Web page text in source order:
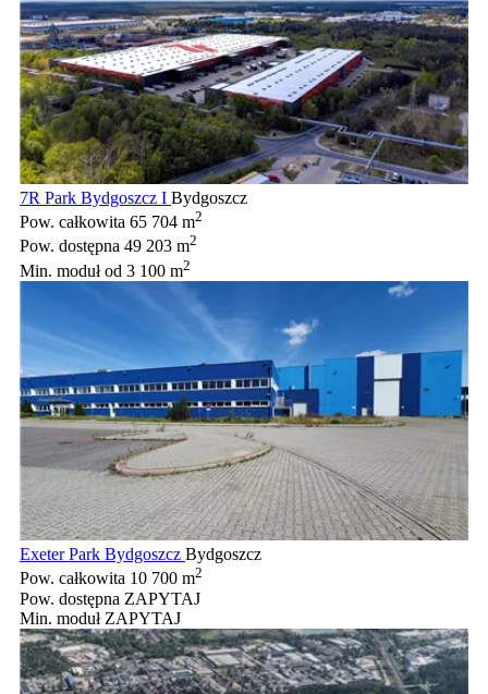
7R Park Bydgoszcz I Bydgoszcz
Pow. całkowita 65 704 m2
Pow. dostępna 49 203 m2
Min. modułod 3 100 m2
Exeter Park Bydgoszcz Bydgoszcz
Pow. całkowita 10 700 m2
Pow. dostępna ZAPYTAJ
Min. moduł ZAPYTAJ